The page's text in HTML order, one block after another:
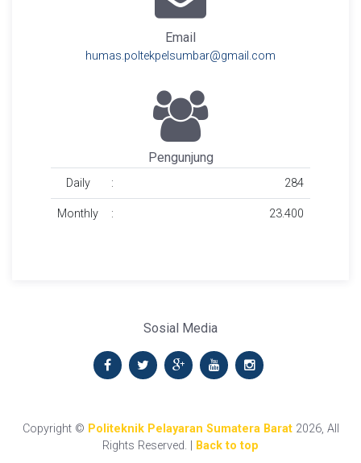
Email
humas.poltekpelsumbar@gmail.com
Pengunjung
Daily : 284
Monthly : 23.400
Sosial Media
Copyright © Politeknik Pelayaran Sumatera Barat2026, All
Rights Reserved. |
Back to top